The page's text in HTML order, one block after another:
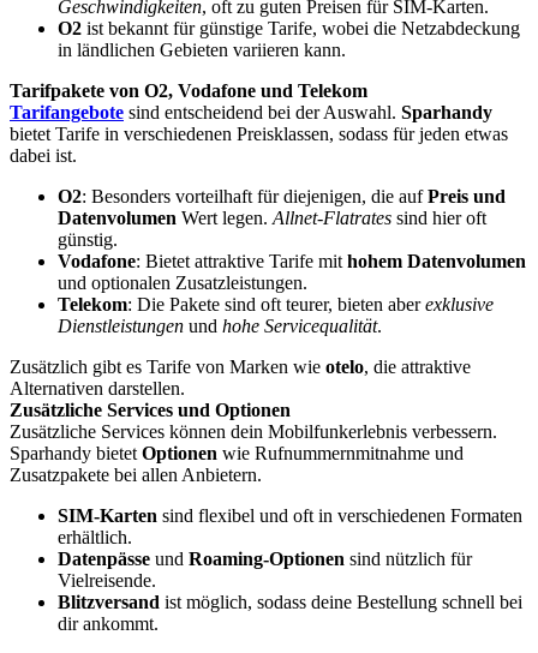
Geschwindigkeiten, oft zu guten Preisen für SIM-Karten.
O2 ist bekannt für günstige Tarife, wobei die Netzabdeckung
in ländlichen Gebieten variieren kann.
Tarifpakete von O2, Vodafone und Telekom
Tarifangebote sind entscheidend bei der Auswahl. Sparhandy
bietet Tarife in verschiedenen Preisklassen, sodass für jeden etwas
dabei ist.
O2: Besonders vorteilhaft für diejenigen, die aufPreis und
Datenvolumen Wert legen. Allnet-Flatrates sind hier oft
günstig.
Vodafone: Bietet attraktive Tarife mit hohem Datenvolumen
und optionalen Zusatzleistungen.
Telekom: Die Pakete sind oft teurer, bieten aberexklusive
Dienstleistungen und hohe Servicequalität.
Zusätzlich gibt es Tarife von Marken wie otelo, die attraktive
Alternativen darstellen.
Zusätzliche Services und Optionen
Zusätzliche Services können dein Mobilfunkerlebnis verbessern.
Sparhandy bietet Optionen wie Rufnummernmitnahme und
Zusatzpakete bei allen Anbietern.
SIM-Karten sind flexibel und oft in verschiedenen Formaten
erhältlich.
Datenpässe und Roaming-Optionen sind nützlich für
Vielreisende.
Blitzversand ist möglich, sodass deine Bestellung schnell bei
dir ankommt.